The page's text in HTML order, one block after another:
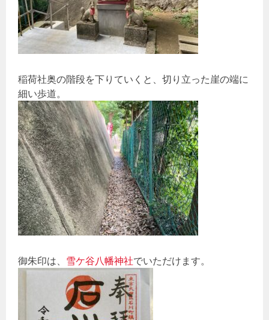
稲荷社奥の階段を下りていくと、切り立った崖の端に
細い歩道。
御朱印は、 雪ケ谷八幡神社でいただけます。